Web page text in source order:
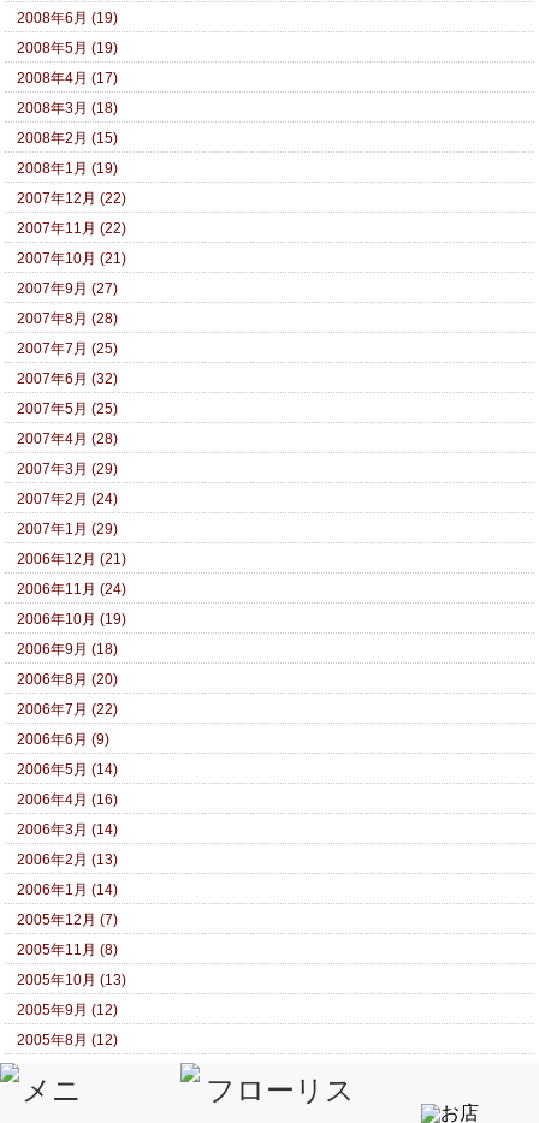
2008年6月 (19)
2008年5月 (19)
2008年4月 (17)
2008年3月 (18)
2008年2月 (15)
2008年1月 (19)
2007年12月 (22)
2007年11月 (22)
2007年10月 (21)
2007年9月 (27)
2007年8月 (28)
2007年7月 (25)
2007年6月 (32)
2007年5月 (25)
2007年4月 (28)
2007年3月 (29)
2007年2月 (24)
2007年1月 (29)
2006年12月 (21)
2006年11月 (24)
2006年10月 (19)
2006年9月 (18)
2006年8月 (20)
2006年7月 (22)
2006年6月 (9)
2006年5月 (14)
2006年4月 (16)
2006年3月 (14)
2006年2月 (13)
2006年1月 (14)
2005年12月 (7)
2005年11月 (8)
2005年10月 (13)
2005年9月 (12)
2005年8月 (12)
2005年7月 (3)